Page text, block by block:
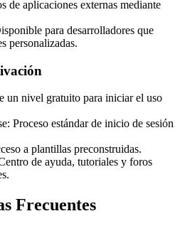
de aplicaciones externas mediante
para desarrolladores que
personalizadas.
un nivel gratuito para iniciar el uso
Proceso estándar de inicio de sesión
a plantillas preconstruidas.
de ayuda, tutoriales y foros
Frecuentes